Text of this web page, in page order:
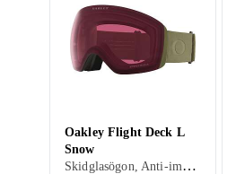
Oakley Flight Deck L
Snow
Skidglasögon, Anti-imsystem, UV-skydd, Vuxen